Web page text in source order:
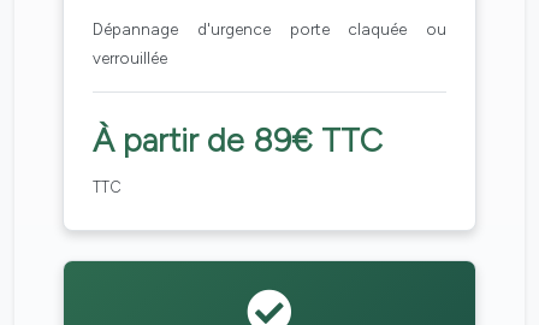
Dépannage d'urgence porte claquée ou
verrouillée
À partir de 89€ TTC
TTC